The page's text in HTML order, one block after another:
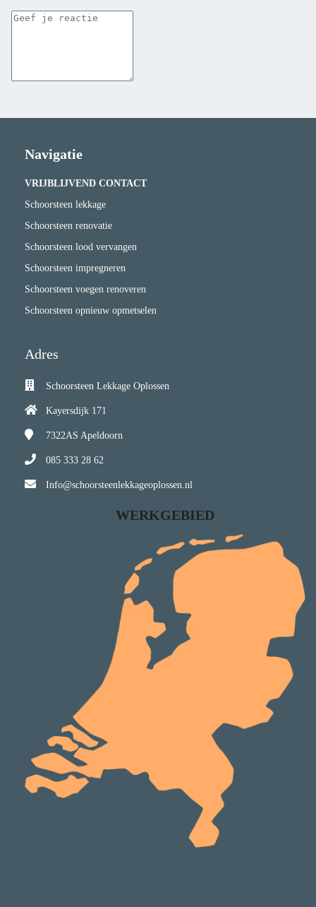
Navigatie
VRIJBLIJVEND CONTACT
Schoorsteen lekkage
Schoorsteen renovatie
Schoorsteen lood vervangen
Schoorsteen impregneren
Schoorsteen voegen renoveren
Schoorsteen opnieuw opmetselen
Adres
Schoorsteen Lekkage Oplossen
Kayersdijk 171
7322AS Apeldoorn
085 333 28 62
Info@schoorsteenlekkageoplossen.nl
WERKGEBIED